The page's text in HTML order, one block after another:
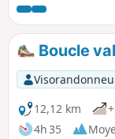
(GR®7) où vous
droite les monts
Mont Blanc), sur
l’Auvergne et le
Boucle
12,12 km
4h 35